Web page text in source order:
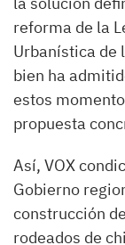
reforma de la
Urbanística de
bien ha
estos
propuesta
Así, VOX
Gobierno
construcción
rodeados de